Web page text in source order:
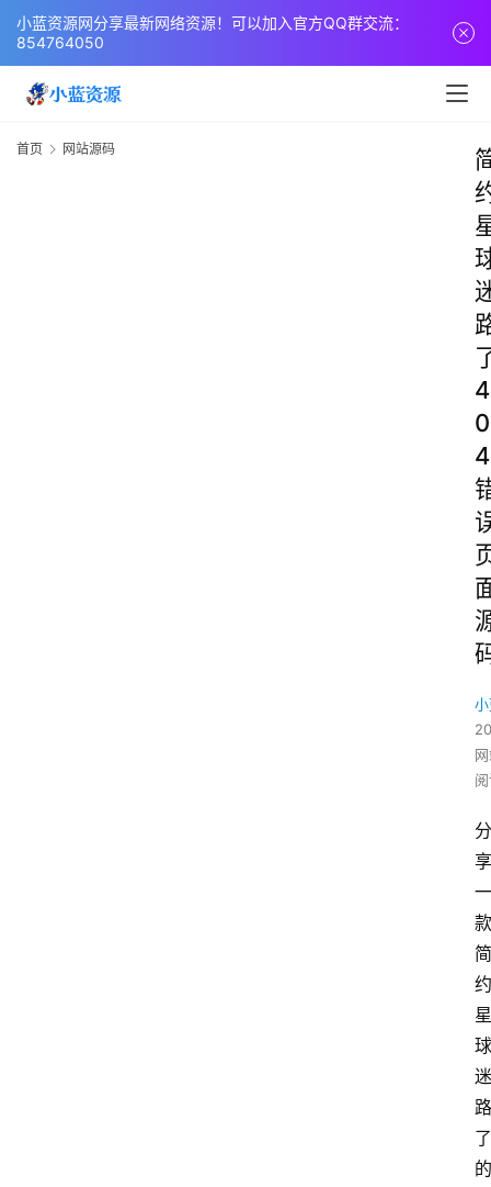
小蓝资源网分享最新网络资源！可以加入官方QQ群交流：
854764050
首页 网站源码
4
0
4
分
享
一
款
简
约
星
球
迷
路
了
的